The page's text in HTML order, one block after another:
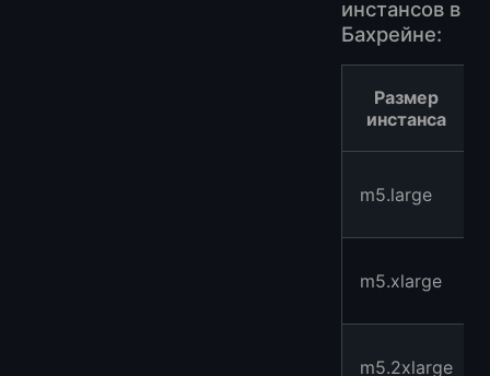
инстансов в
Бахрейне:
Размер
инстанса
m5.large
m5.xlarge
m5.2xlarge